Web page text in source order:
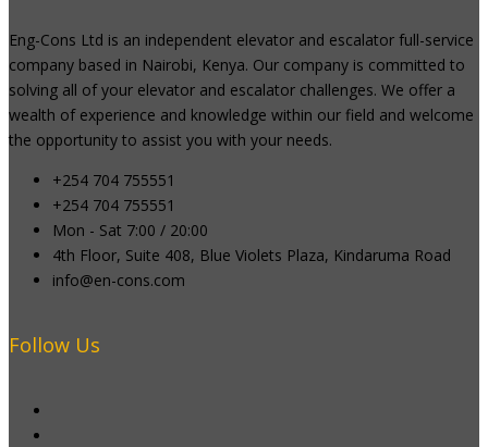
Eng-Cons Ltd is an independent elevator and escalator full-service
company based in Nairobi, Kenya. Our company is committed to
solving all of your elevator and escalator challenges. We offer a
wealth of experience and knowledge within our field and welcome
the opportunity to assist you with your needs.
+254 704 755551
+254 704 755551
Mon - Sat 7:00 / 20:00
4th Floor, Suite 408, Blue Violets Plaza, Kindaruma Road
info@en-cons.com
Follow Us